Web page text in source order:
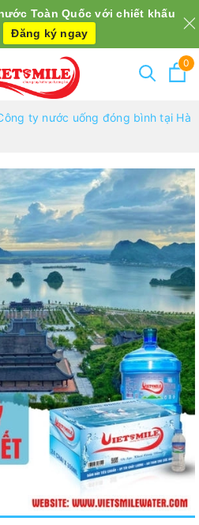
0
ty nước uống đóng bình tại Hà
Toàn Quốc với chiết khấu
Đăng ký ngay